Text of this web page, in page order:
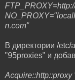
n.com"
В директории /
"95proxies" и
Acquire::http::proxy